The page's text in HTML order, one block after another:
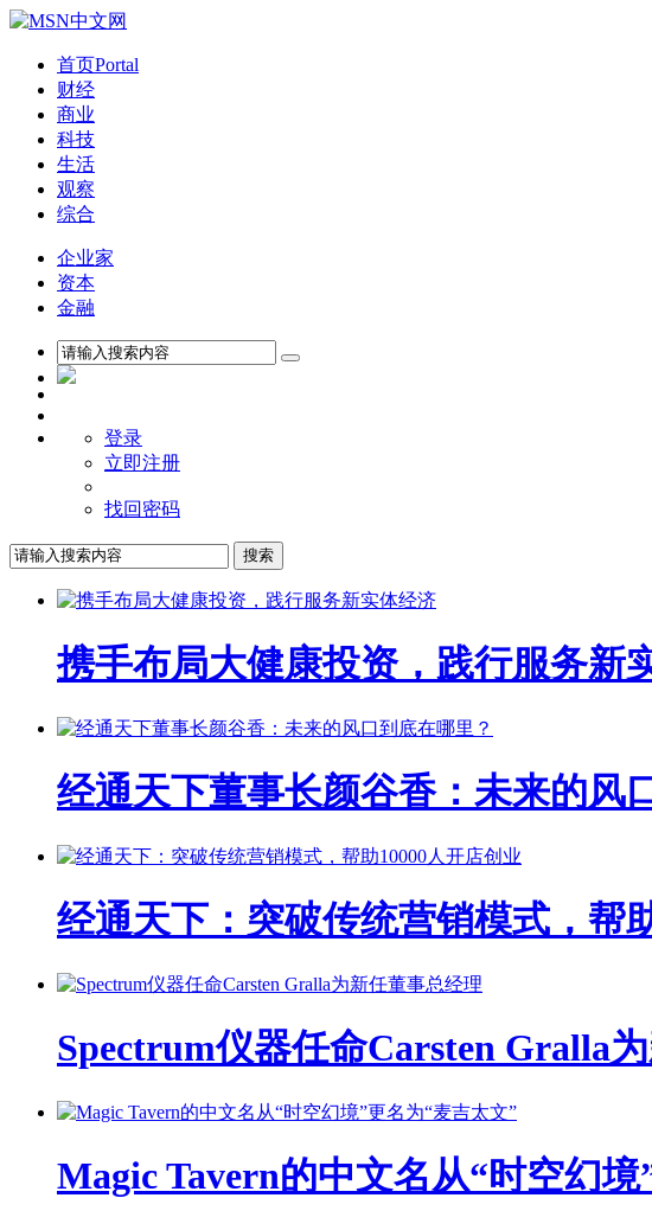
首页Portal
财经
商业
科技
生活
观察
综合
企业家
资本
金融
登录
立即注册
找回密码
携手布局大健康投资，践行服务新
经通天下董事长颜谷香：未来的风
经通天下：突破传统营销模式，帮
Spectrum仪器任命Carsten Gralla
Magic Tavern的中文名从“时空幻